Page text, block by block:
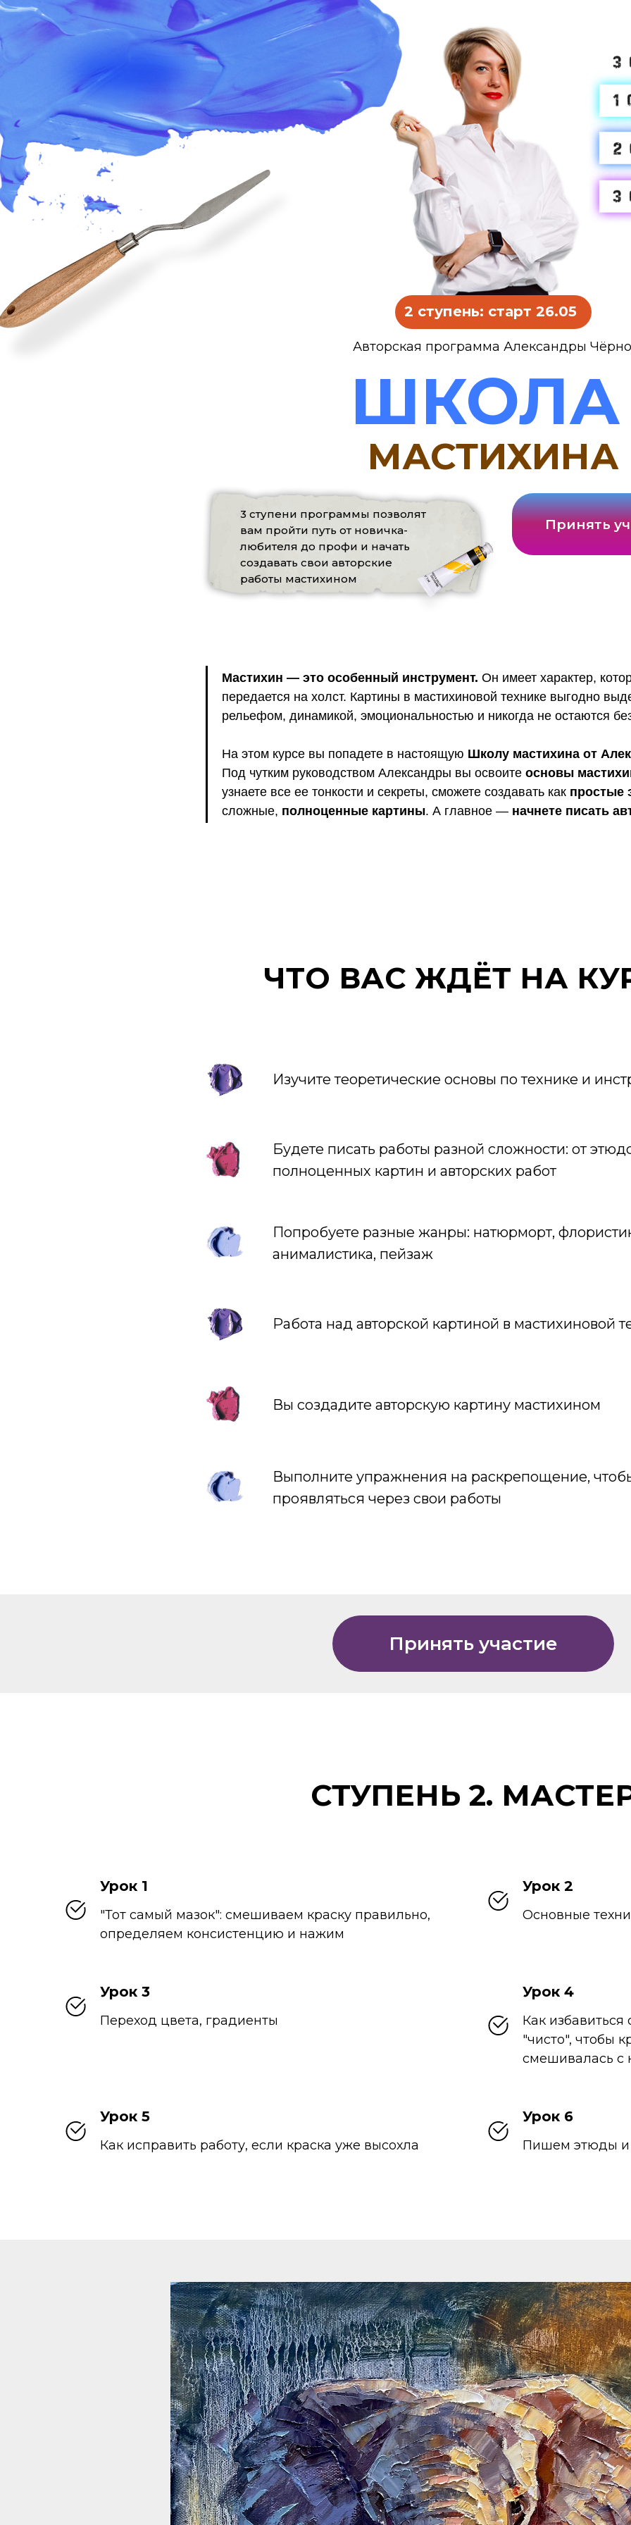
Принять
2 ступень: старт 26.05
Авторская программа Александры
ШКОЛА
МАСТИХИНА
3 ступени программы позволят
вам пройти путь от новичка-
любителя до профи и начать
создавать свои авторские
работы мастихином
Мастихин — это особенный инструмент. Он имеет характер,
передается на холст. Картины в мастихиновой технике выгодно
рельефом, динамикой, эмоциональностью и никогда не остаются
На этом курсе вы попадете в настоящую Школу мастихина от
Под чутким руководством Александры вы освоите основы
узнаете все ее тонкости и секреты, сможете создавать как простые
сложные, полноценные картины. А главное — начнете писать
ЧТО ВАС ЖДЁТ НА
Изучите теоретические основы по технике и
Будете писать работы разной сложности: от
полноценных картин и авторских работ
Попробуете разные жанры: натюрморт,
анималистика, пейзаж
Работа над авторской картиной в мастихиновой
Вы создадите авторскую картину мастихином
Выполните упражнения на раскрепощение,
проявляться через свои работы
Принять участие
СТУПЕНЬ 2.
Урок 1
"Тот самый мазок": смешиваем краску правильно,
определяем консистенцию и нажим
Урок 2
Основные
Урок 3
Переход цвета, градиенты
Урок 4
Как избавиться
"чисто", чтобы
смешивалась
Урок 5
Как исправить работу, если краска уже высохла
Урок 6
Пишем этюды и